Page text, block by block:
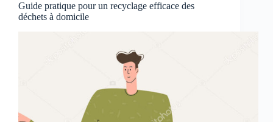
Guide pratique pour un recyclage efficace des
déchets à domicile